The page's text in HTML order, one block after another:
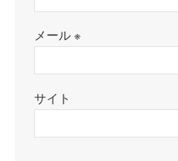
メール※
サイト